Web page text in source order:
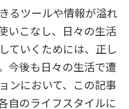
るツールや情報が溢れ
いこなし、日々の生活
ていくためには、正し
今後も日々の生活で遭
ンにおいて、この記事
自のライフスタイルに